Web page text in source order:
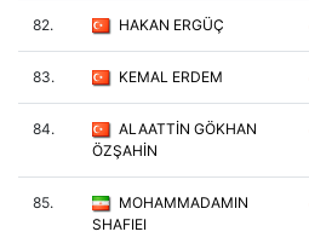
82. HAKAN ERGÜÇ
83. KEMAL ERDEM
84.
ALAATTİN GÖKHAN
ÖZŞAHİN
85.
MOHAMMADAMIN
SHAFIEI